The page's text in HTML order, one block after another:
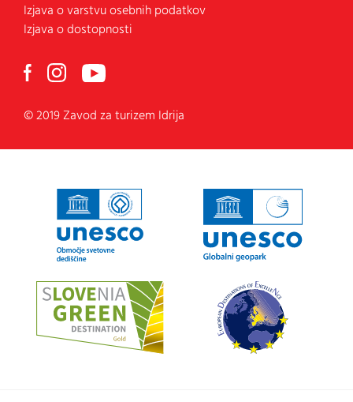
Izjava o varstvu osebnih podatkov
Izjava o dostopnosti
© 2019 Zavod za turizem Idrija